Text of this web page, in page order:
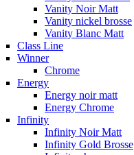
Vanity Noir Matt
Vanity nickel brosse
Vanity Blanc Matt
Class Line
Winner
Chrome
Energy
Energy noir matt
Energy Chrome
Infinity
Infinity Noir Matt
Infinity Gold Brosse